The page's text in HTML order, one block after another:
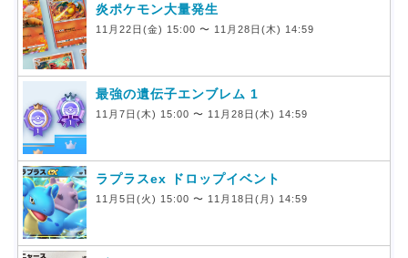
炎ポケモン大量発生
11月22日(金) 15:00 〜 11月28日(木) 14:59
最強の遺伝子エンブレム 1
11月7日(木) 15:00 〜 11月28日(木) 14:59
ラプラスex ドロップイベント
11月5日(火) 15:00 〜 11月18日(月) 14:59